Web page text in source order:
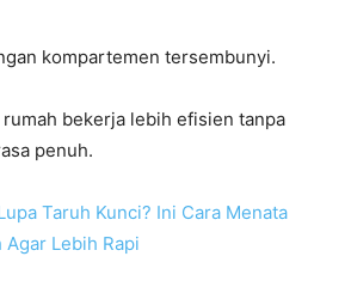
kompartemen tersembunyi.
bekerja lebih efisien tanpa
penuh.
Taruh Kunci? Ini Cara Menata
Agar Lebih Rapi